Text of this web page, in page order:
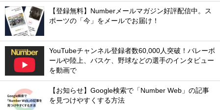
【登録無料】Numberメールマガジン好評配信中。ス
ポーツの「今」をメールでお届け！
YouTubeチャンネル登録者数60,000人突破！バレーボ
ールや陸上、バスケ、野球などの選手のインタビュー
を動画で
【お知らせ】Google検索で「Number Web」の記事
を見つけやすくする方法